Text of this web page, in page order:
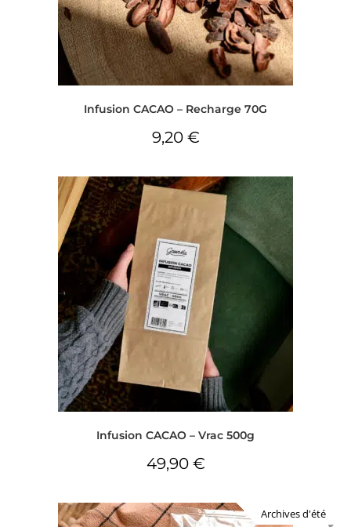
Infusion CACAO – Recharge 70G
9,20 €
Infusion CACAO – Vrac 500g
49,90 €
Archives d'été